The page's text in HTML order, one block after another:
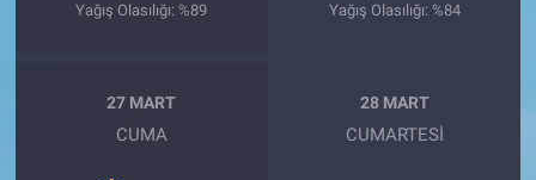
Yağış Olasılığı: %89
Yağış Olasılığı: %84
27 MART
CUMA
28 MART
CUMARTESI